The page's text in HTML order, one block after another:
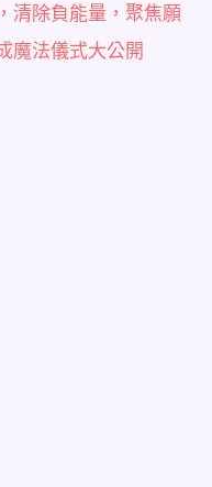
清除負能量，聚焦願
魔法儀式大公開